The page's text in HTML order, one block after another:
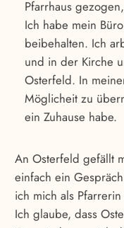
Pfarrhaus
Ich habe mein
beibehalten. Ich
und in der Kirche
Osterfeld. In
Möglicheit zu
ein Zuhause habe.
An Osterfeld gefällt
einfach ein
ich mich als
Ich glaube, dass